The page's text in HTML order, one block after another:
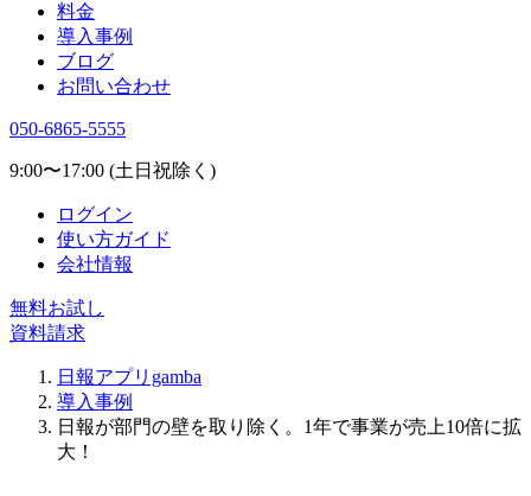
料金
導入事例
ブログ
お問い合わせ
050-6865-5555
9:00〜17:00 (土日祝除く)
ログイン
使い方ガイド
会社情報
無料お試し
資料請求
日報アプリgamba
導入事例
日報が部門の壁を取り除く。1年で事業が売上10倍に拡
大！